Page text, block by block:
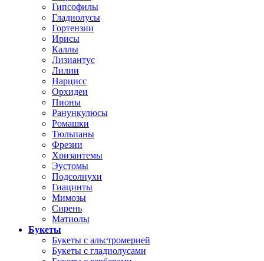
Гипсофилы
Гладиолусы
Гортензии
Ирисы
Каллы
Лизиантус
Лилии
Нарцисс
Орхидеи
Пионы
Ранункулюсы
Ромашки
Тюльпаны
Фрезии
Хризантемы
Эустомы
Подсолнухи
Гиацинты
Мимозы
Сирень
Матиолы
Букеты
Букеты с альстромерией
Букеты с гладиолусами